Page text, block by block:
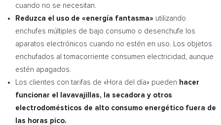
cuando no se necesitan.
Reduzca el uso de «energía fantasma» utilizando
enchufes múltiples de bajo consumo o desenchufe los
aparatos electrónicos cuando no estén en uso. Los objetos
enchufados al tomacorriente consumen electricidad, aunque
estén apagados.
Los clientes con tarifas de «Hora del día» pueden hacer
funcionar el lavavajillas, la secadora y otros
electrodomésticos de alto consumo energético fuera de
las horas pico.